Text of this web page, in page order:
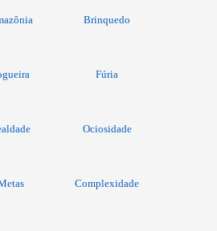
Brinquedo
Fúria
Ociosidade
Complexidade